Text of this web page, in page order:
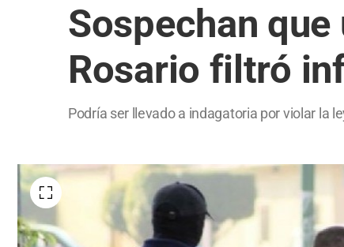
Sospechan
Rosario filtró
Podría ser llevado a indagatoria por violar la